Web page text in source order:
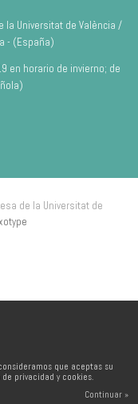
que aceptas su
privacidad y cookies.
Continuar »
la Universitat de València /
- (España)
en horario de invierno; de
de la Universitat de